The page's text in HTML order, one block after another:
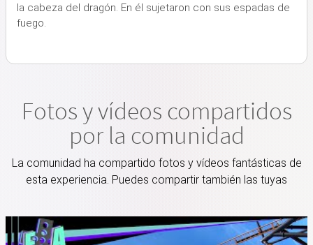
la cabeza del dragón. En él sujetaron con sus espadas de
fuego.
Fotos y vídeos compartidos
por la comunidad
La comunidad ha compartido fotos y vídeos fantásticas de
esta experiencia. Puedes compartir también las tuyas